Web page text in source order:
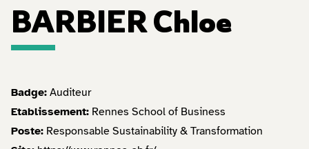
BARBIER Chloe
Badge: Auditeur
Etablissement: Rennes School of Business
Poste: Responsable Sustainability & Transformation